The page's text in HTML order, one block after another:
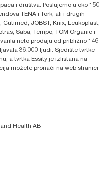
i društva. Poslujemo u oko 150
TENA i Tork, ali i drugih
JOBST, Knix, Leukoplast,
Saba, Tempo, TOM Organic i
neto prodaju od približno 146
36.000 ljudi. Sjedište tvrtke
a tvrtka Essity je izlistana na
možete pronaći na web stranici
Health AB